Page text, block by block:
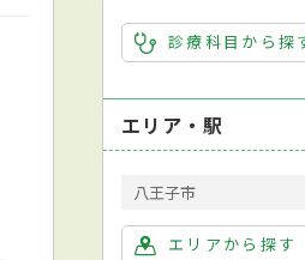
診療科目から探
エリア・駅
八王子市
エリアから探す